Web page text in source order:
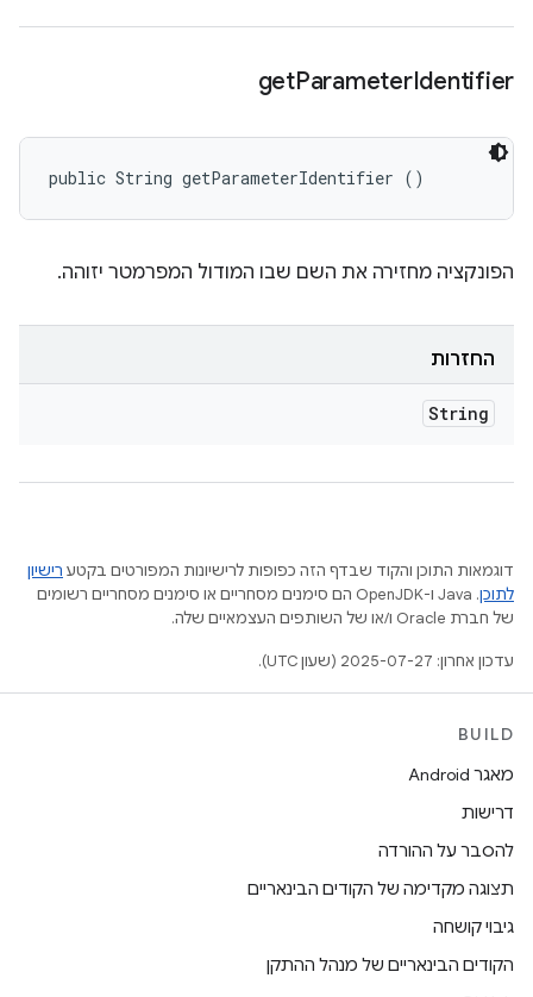
getParameterIdentifier
public String getParameterIdentifier ()
הפונקציה מחזירה את השם שבו המודול המפרמטר יזוהה.
החזרות
String
דוגמאות התוכן והקוד שבדף הזה כפופות לרישיונות המפורטים בקטע רישיון
לתוכן
.‏ Java ו-OpenJDK הם סימנים מסחריים או סימנים מסחריים רשומים
של חברת Oracle ו/או של השותפים העצמאיים שלה.
עדכון אחרון: 2025-07-27 (שעון UTC).
BUILD
מאגר Android
דרישות
להסבר על ההורדה
תצוגה מקדימה של הקודים הבינאריים
גיבוי קושחה
הקודים הבינאריים של מנהל ההתקן